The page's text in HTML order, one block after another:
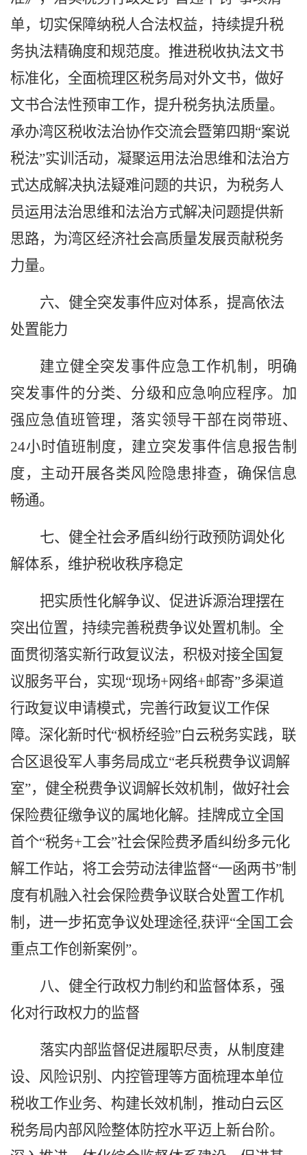
单，切实保障纳税人合法权益，持续提升税
务执法精确度和规范度。推进税收执法文书
标准化，全面梳理区税务局对外文书，做好
文书合法性预审工作，提升税务执法质量。
承办湾区税收法治协作交流会暨第四期“案说
税法”实训活动， 凝聚运用法治思维和法治方
式达成解决执法疑难问题的共识， 为税务人
员运用法治思维和法治方式解决问题提供新
思路， 为湾区经济社会高质量发展贡献税务
力量。
六、健全突发事件应对体系，提高依法
处置能力
建立健全突发事件应急工作机制，明确
突发事件的分类、分级和应急响应程序。加
强应急值班管理，落实领导干部在岗带班、
24小时值班制度，建立突发事件信息报告制
度，主动开展各类风险隐患排查，确保信息
畅通。
七、健全社会矛盾纠纷行政预防调处化
解体系，维护税收秩序稳定
把实质性化解争议、促进诉源治理摆在
突出位置，持续完善税费争议处置机制。 全
面贯彻落实新行政复议法， 积极对接全国复
议服务平台，实现“现场+网络+邮寄”多渠道
行政复议申请模式，完善行政复议工作保
障。深化新时代“枫桥经验”白云税务实践，联
合区退役军人事务局成立“老兵税费争议调解
室”，健全税费争议调解长效机制，做好社会
保险费征缴争议的属地化解。挂牌成立全国
首个“税务+工会”社会保险费矛盾纠纷多元化
解工作站，将工会劳动法律监督“一函两书”制
度有机融入社会保险费争议联合处置工作机
制，进一步拓宽争议处理途径,获评“全国工会
重点工作创新案例”。
八、 健全行政权力制约和监督体系，强
化对行政权力的监督
落实内部监督促进履职尽责，从制度建
设、风险识别、内控管理等方面梳理本单位
税收工作业务、构建长效机制，推动白云区
税务局内部风险整体防控水平迈上新台阶。